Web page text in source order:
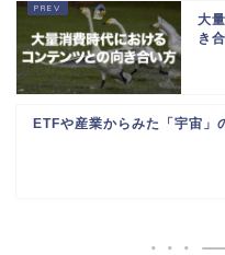
大
き
ETFや産業からみた「宇宙」